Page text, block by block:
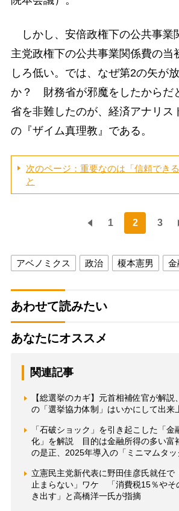
しかし、安倍政権下の公共事業
主党政権下の公共事業関係費の当
しろ低い。では、なぜ第2の矢が
か？ 財務省が邪魔をしたからだ
省を非難したのが、経済アナリス
の『ザイム真理教』である。
次のページ：重要なのは「信頼でき
と
1 2 3
アベノミクス 政治 榎本憲男 金
あわせて読みたい
あなたにオススメ
関連記事
【総選挙のカギ】元首相補佐官が解
の「選挙協力体制」はいかにして出来
「石破ショック」を引き起こした「金
化」を解説 目的は金融所得の多い富
の是正、2025年導入の「ミニマムタッ
立憲民主党新代表に野田佳彦氏就任で
止まらない」ワケ 「消費税15％やそ
き出す」と高橋洋一氏が指摘